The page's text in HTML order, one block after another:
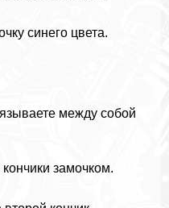
синего цвета.
между собой
замочком.